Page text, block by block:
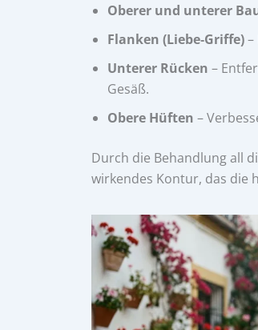
Oberer und unterer
Flanken (Liebe‑Griffe)–
Unterer Rücken –
Gesäß.
Obere Hüften –
Durch die Behandlung all
wirkendes Kontur, das die